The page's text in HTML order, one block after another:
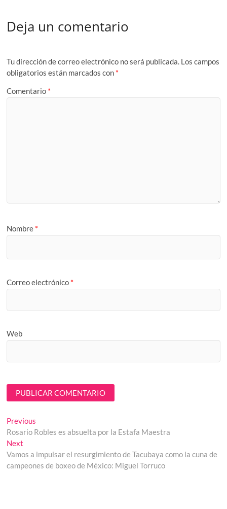
Deja un comentario
Tu dirección de correo electrónico no será publicada. Los campos
obligatorios están marcados con *
Comentario *
Nombre *
Correo electrónico *
Web
Navegación
de
entradas
Previous
post:
Rosario Robles es absuelta por la Estafa Maestra
Next
post:
Vamos a impulsar el resurgimiento de Tacubaya como la cuna de
campeones de boxeo de México: Miguel Torruco